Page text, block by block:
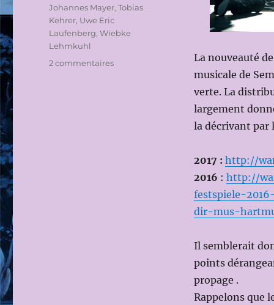
La nouveauté
musicale de
verte. La
largement
la décrivant par
2017 : http://
2016 : http://
festspiele-
dir-mus-
Il semblerait
points
propage .
Rappelons que
Johannes Mayer,Tobias
Kehrer, Uwe Eric
Laufenberg,Wiebke
Lehmkuhl
2 commentairessur